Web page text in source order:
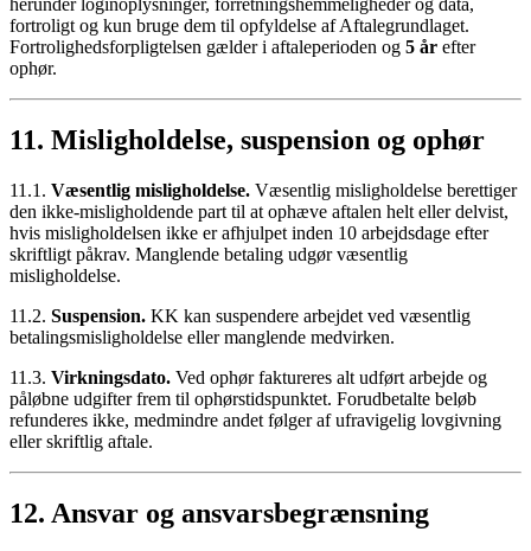
herunder loginoplysninger, forretningshemmeligheder og data,
fortroligt og kun bruge dem til opfyldelse af Aftalegrundlaget.
Fortrolighedsforpligtelsen gælder i aftaleperioden og 5 år efter
ophør.
11. Misligholdelse, suspension og ophør
11.1. Væsentlig misligholdelse. Væsentlig misligholdelse berettiger
den ikke-misligholdende part til at ophæve aftalen helt eller delvist,
hvis misligholdelsen ikke er afhjulpet inden 10 arbejdsdage efter
skriftligt påkrav. Manglende betaling udgør væsentlig
misligholdelse.
11.2. Suspension. KK kan suspendere arbejdet ved væsentlig
betalingsmisligholdelse eller manglende medvirken.
11.3. Virkningsdato. Ved ophør faktureres alt udført arbejde og
påløbne udgifter frem til ophørstidspunktet. Forudbetalte beløb
refunderes ikke, medmindre andet følger af ufravigelig lovgivning
eller skriftlig aftale.
12. Ansvar og ansvarsbegrænsning